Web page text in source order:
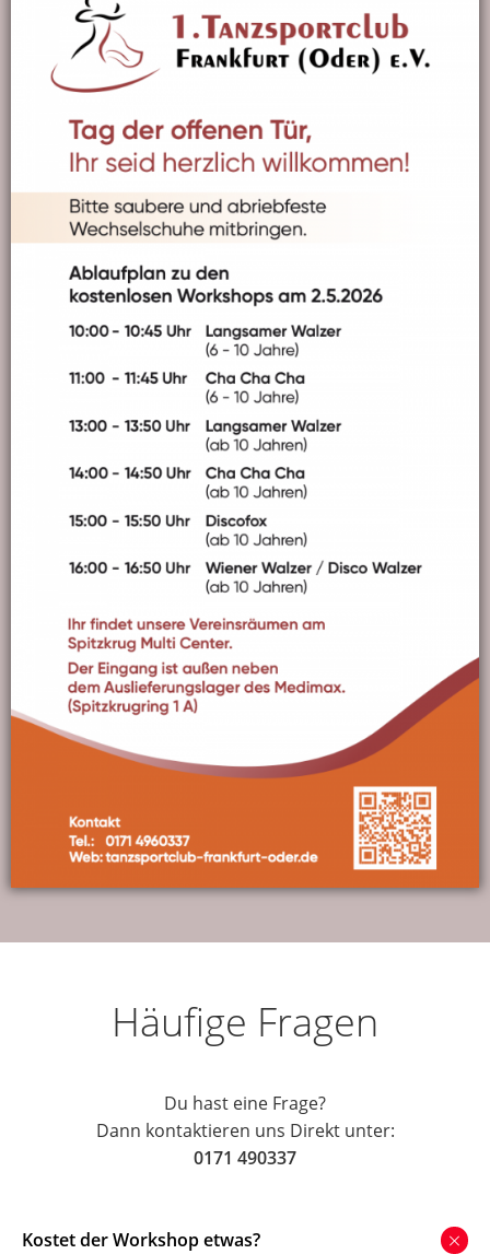
Häu­fi­ge Fragen
Du hast eine Fra­ge?
Dann kon­tak­tie­ren uns Direkt unter:
0171 490337
Kos­tet der Work­shop etwas?